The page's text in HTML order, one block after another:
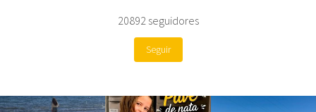
20892 seguidores
Seguir